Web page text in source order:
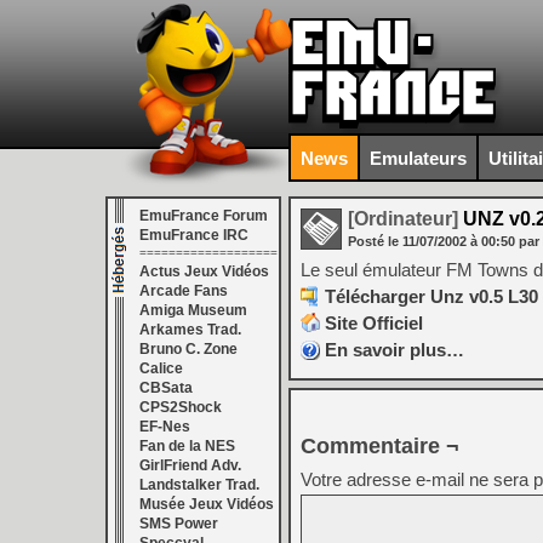
News Emulateurs
EmuFrance Forum
EmuFrance IRC
===================
Actus Jeux Vidéos
Arcade Fans
Amiga Museum
Arkames Trad.
Bruno C. Zone
Calice
CBSata
CPS2Shock
EF-Nes
Fan de la NES
GirlFriend Adv.
Landstalker Trad.
Musée Jeux Vidéos
SMS Power
[Ordinateur] UNZ
Posté le 11/07/2002 à 00:50 par
Le seul émulateur FM Towns
Télécharger Unz v0.5 L30
Site Officiel
En savoir plus…
Commentaire ¬
Votre adresse e-mail ne sera